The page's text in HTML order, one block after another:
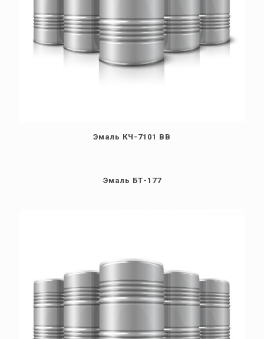
Эмаль КЧ-7101 ВВ
Эмаль БТ-177